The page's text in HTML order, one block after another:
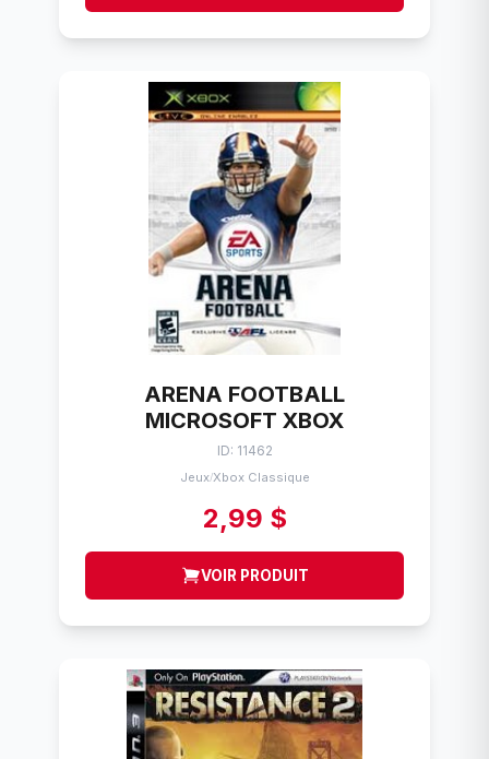
ARENA FOOTBALL
MICROSOFT XBOX
ID: 11462
Jeux/Xbox Classique
2,99 $
VOIR PRODUIT